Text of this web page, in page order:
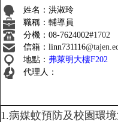
姓名：洪淑玲
職稱：輔導員
分機： 08-7624002#1702
信箱：linn731116
地點： 弗萊明大樓F202
代理人：
1.病媒蚊預防及校園環